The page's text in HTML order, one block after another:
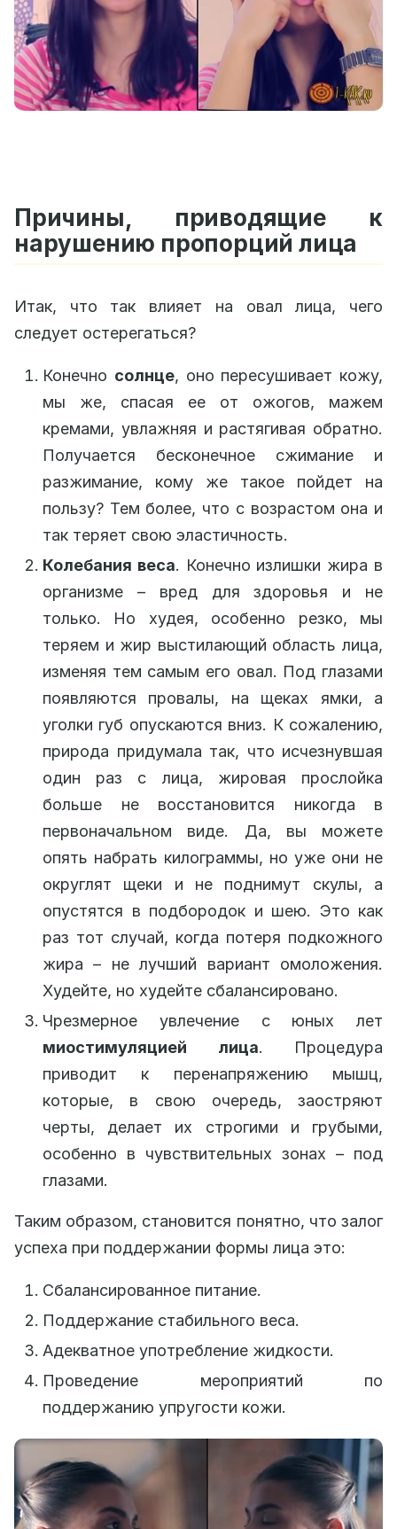
Причины, приводящие к
нарушению пропорций лица
Итак, что так влияет на овал лица, чего
следует остерегаться?
Конечно солнце, оно пересушивает кожу,
мы же, спасая ее от ожогов, мажем
кремами, увлажняя и растягивая обратно.
Получается бесконечное сжимание и
разжимание, кому же такое пойдет на
пользу? Тем более, что с возрастом она и
так теряет свою эластичность.
Колебания веса. Конечно излишки жира в
организме – вред для здоровья и не
только. Но худея, особенно резко, мы
теряем и жир выстилающий область лица,
изменяя тем самым его овал. Под глазами
появляются провалы, на щеках ямки, а
уголки губ опускаются вниз. К сожалению,
природа придумала так, что исчезнувшая
один раз с лица, жировая прослойка
больше не восстановится никогда в
первоначальном виде. Да, вы можете
опять набрать килограммы, но уже они не
округлят щеки и не поднимут скулы, а
опустятся в подбородок и шею. Это как
раз тот случай, когда потеря подкожного
жира – не лучший вариант омоложения.
Худейте, но худейте сбалансировано.
Чрезмерное увлечение с юных лет
миостимуляцией лица. Процедура
приводит к перенапряжению мышц,
которые, в свою очередь, заостряют
черты, делает их строгими и грубыми,
особенно в чувствительных зонах – под
глазами.
Таким образом, становится понятно, что залог
успеха при поддержании формы лица это:
Сбалансированное питание.
Поддержание стабильного веса.
Адекватное употребление жидкости.
Проведение мероприятий по
поддержанию упругости кожи.